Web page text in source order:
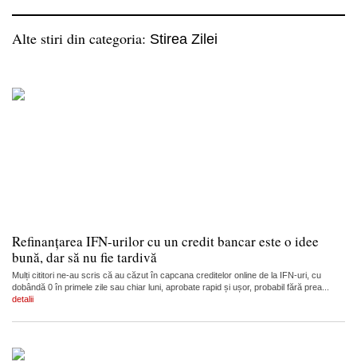
Alte stiri din categoria: Stirea Zilei
Refinanțarea IFN-urilor cu un credit bancar este o idee
bună, dar să nu fie tardivă
Mulți cititori ne-au scris că au căzut în capcana creditelor online de la IFN-uri, cu
dobândă 0 în primele zile sau chiar luni, aprobate rapid și ușor, probabil fără prea...
detalii